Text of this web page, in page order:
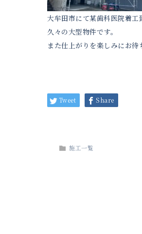
大牟田市にて某歯科医院着工
久々の大型物件です。
また仕上がりを楽しみにお待
Tweet Share
施工一覧